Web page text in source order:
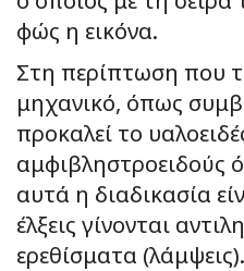
φώς η εικόνα.
Στη περίπτωση που
μηχανικό, όπως
προκαλεί το
αμφιβληστροειδούς
αυτά η διαδικασία
έλξεις γίνονται
ερεθίσματα (λάμψεις).